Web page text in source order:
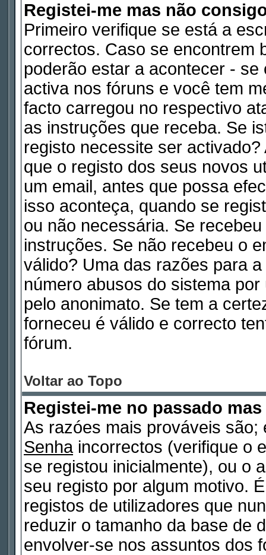
Registei-me mas não
Primeiro verifique se está a
correctos. Caso se encontrem
poderão estar a acontecer -
activa nos fóruns e você tem
facto carregou no respectivo
as instruções que receba. Se
registo necessite ser
que o registo dos seus novos
um email, antes que possa
isso aconteça, quando se
ou não necessária. Se
instruções. Se não recebeu o
válido? Uma das razões para
número abusos do sistema
pelo anonimato. Se tem a
forneceu é válido e correcto
fórum.
Voltar ao Topo
Registei-me no passado
As razóes mais prováveis
Senhaincorrectos (verifique o
se registou inicialmente), ou o
seu registo por algum motivo.
registos de utilizadores que
reduzir o tamanho da base de
envolver-se nos assuntos dos